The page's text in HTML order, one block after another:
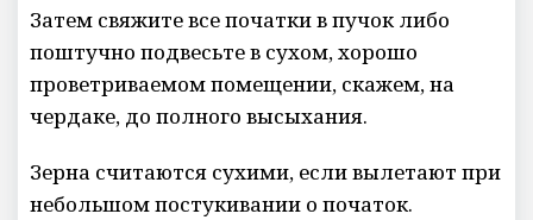
Затем свяжите все початки в пучок либо
поштучно подвесьте в сухом, хорошо
проветриваемом помещении, скажем, на
чердаке, до полного высыхания.
Зерна считаются сухими, если вылетают при
небольшом постукивании о початок.